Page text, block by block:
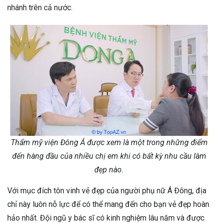
nhánh trên cả nước.
Thẩm mỹ viện Đông Á được xem là một trong những điểm
đến hàng đầu của nhiều chị em khi có bất kỳ nhu cầu làm
đẹp nào.
Với mục đích tôn vinh vẻ đẹp của người phụ nữ Á Đông, địa
chỉ này luôn nỗ lực để có thể mang đến cho bạn vẻ đẹp hoàn
hảo nhất. Đội ngũ y bác sĩ có kinh nghiệm lâu năm và được